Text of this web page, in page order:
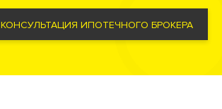
КОНСУЛЬТАЦИЯ ИПОТЕЧНОГО БРОКЕРА